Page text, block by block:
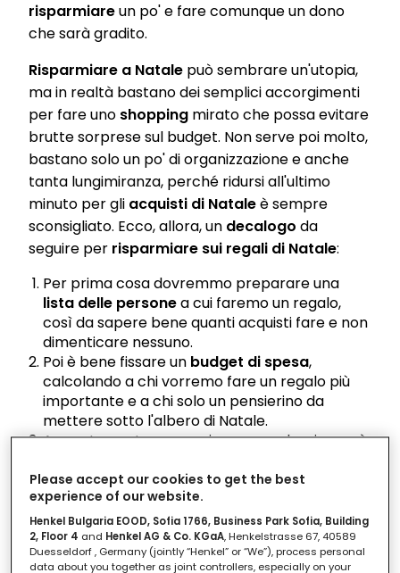
risparmiareun po' e fare comunque un dono
che sarà gradito.
Risparmiare a Natale può sembrare un'utopia,
ma in realtà bastano dei semplici accorgimenti
per fare uno shopping mirato che possa evitare
brutte sorprese sul budget. Non serve poi molto,
bastano solo un po' di organizzazione e anche
tanta lungimiranza, perché ridursi all'ultimo
minuto per gli acquisti di Nataleè sempre
sconsigliato. Ecco, allora, un decalogo da
seguire per risparmiare sui regali di Natale:
Per prima cosa dovremmo preparare una
lista delle personea cui faremo un regalo,
così da sapere bene quanti acquisti fare e non
dimenticare nessuno.
Poi è bene fissare un budget di spesa,
calcolando a chi vorremo fare un regalo più
importante e a chi solo un pensierino da
mettere sotto l'albero di Natale.
A questo punto per ogni persona che riceverà
regali, in base a gusti, preferenze, età, tipo di
relazione che abbiamo e altri fattori.
Cominciamo a guardarci in giro presto, già in
occasione delBlack Friday, perché possiamo
acquistare tanti bei regali a prezzi
Please accept our cookies to get the best
experience of our website.
Henkel Bulgaria EOOD, Sofia 1766, Business Park Sofia, Building
2, Floor 4 and Henkel AG & Co. KGaA, Henkelstrasse 67, 40589
Duesseldorf , Germany (jointly “Henkel” or “We”), process personal
data about you together as joint controllers, especially on your